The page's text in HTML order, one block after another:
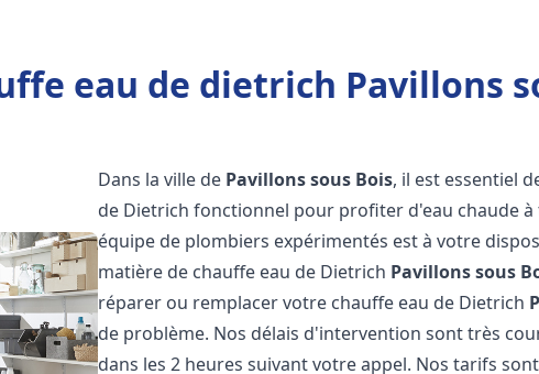
eau de dietrich Pavillons
Dans la ville de Pavillons sous Bois, il est essentiel
de Dietrich fonctionnel pour profiter d'eau chaude
équipe de plombiers expérimentés est à votre
matière de chauffe eau de Dietrich Pavillons sous
réparer ou remplacer votre chauffe eau de Dietrich
de problème. Nos délais d'intervention sont très
dans les 2 heures suivant votre appel. Nos tarifs